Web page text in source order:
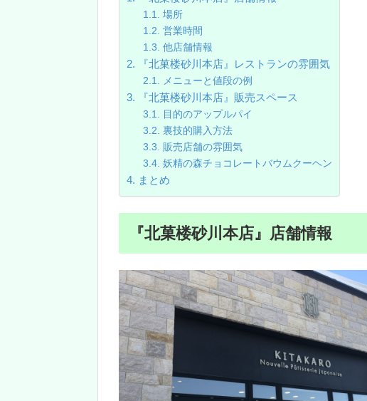
場所
営業時間
他店舗情報
『北菓楼砂川本店』レストランの雰囲気
メニューと値段の例
『北菓楼砂川本店』販売スペース
目的のアップルパイ
裏技的購入方法
販売店舗の雰囲気
妖精の森チョコレートバウムクーヘン
まとめ
『北菓楼砂川本店』店舗情報